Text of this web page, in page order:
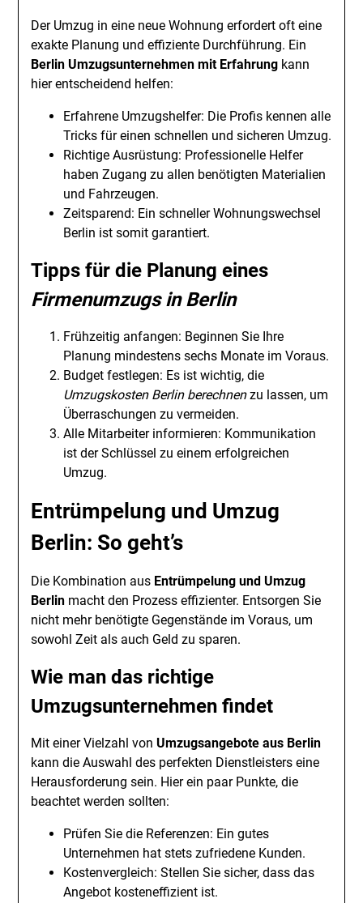
Der Umzug in eine neue Wohnung erfordert oft eine
exakte Planung und effiziente Durchführung. Ein
Berlin Umzugsunternehmen mit Erfahrung kann
hier entscheidend helfen:
Erfahrene Umzugshelfer: Die Profis kennen alle
Tricks für einen schnellen und sicheren Umzug.
Richtige Ausrüstung: Professionelle Helfer
haben Zugang zu allen benötigten Materialien
und Fahrzeugen.
Zeitsparend: Ein schneller Wohnungswechsel
Berlin ist somit garantiert.
Tipps für die Planung eines
Firmenumzugs in Berlin
Frühzeitig anfangen: Beginnen Sie Ihre
Planung mindestens sechs Monate im Voraus.
Budget festlegen: Es ist wichtig, die
Umzugskosten Berlin berechnenzu lassen, um
Überraschungen zu vermeiden.
Alle Mitarbeiter informieren: Kommunikation
ist der Schlüssel zu einem erfolgreichen
Umzug.
Entrümpelung und Umzug
Berlin: So geht’s
Die Kombination aus Entrümpelung und Umzug
Berlin macht den Prozess effizienter. Entsorgen Sie
nicht mehr benötigte Gegenstände im Voraus, um
sowohl Zeit als auch Geld zu sparen.
Wie man das richtige
Umzugsunternehmen findet
Mit einer Vielzahl vonUmzugsangebote aus Berlin
kann die Auswahl des perfekten Dienstleisters eine
Herausforderung sein. Hier ein paar Punkte, die
beachtet werden sollten:
Prüfen Sie die Referenzen: Ein gutes
Unternehmen hat stets zufriedene Kunden.
Kostenvergleich: Stellen Sie sicher, dass das
Angebot kosteneffizient ist.